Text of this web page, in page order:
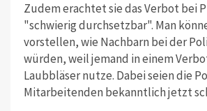
Zudem erachtet sie das Verbot bei
"schwierig durchsetzbar". Man
vorstellen, wie Nachbarn bei der
würden, weil jemand in einem
Laubbläser nutze. Dabei seien die
Mitarbeitenden bekanntlich jetzt